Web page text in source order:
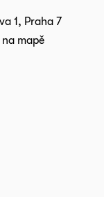
1, Praha 7
mapě